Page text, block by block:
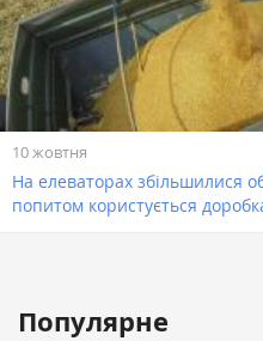
10 жовтня
На елеваторах збільшилися
попитом користується
Популярне